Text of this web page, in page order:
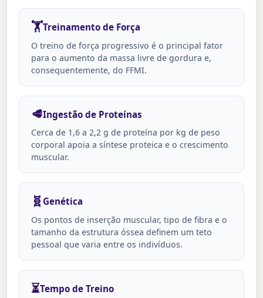
🏋️Treinamento de Força
O treino de força progressivo é o principal fator
para o aumento da massa livre de gordura e,
consequentemente, do FFMI.
🥩Ingestão de Proteínas
Cerca de 1,6 a 2,2 g de proteína por kg de peso
corporal apoia a síntese proteica e o crescimento
muscular.
🧬 Genética
Os pontos de inserção muscular, tipo de fibra e o
tamanho da estrutura óssea definem um teto
pessoal que varia entre os indivíduos.
⏳Tempo de Treino